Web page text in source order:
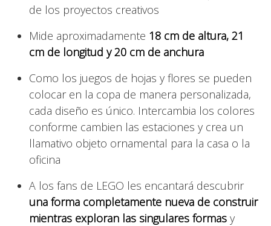
de los proyectos creativos
Mide aproximadamente 18 cm de altura, 21
cm de longitud y 20 cm de anchura
Como los juegos de hojas y flores se pueden
colocar en la copa de manera personalizada,
cada diseño es único. Intercambia los colores
conforme cambien las estaciones y crea un
llamativo objeto ornamental para la casa o la
oficina
A los fans de LEGO les encantará descubrir
una forma completamente nueva de construir
mientras exploran las singulares formas y